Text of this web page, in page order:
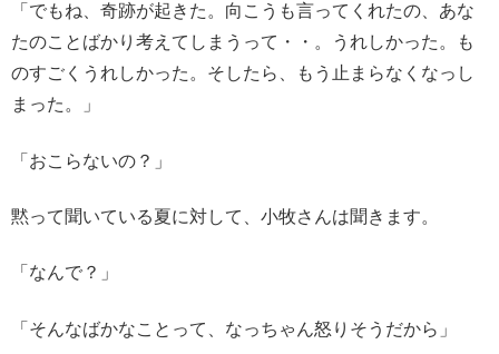
「でもね、奇跡が起きた。向こうも言ってくれたの、あな
たのことばかり考えてしまうって・・。うれしかった。も
のすごくうれしかった。そしたら、もう止まらなくなっし
まった。」
「おこらないの？」
黙って聞いている夏に対して、小牧さんは聞きます。
「なんで？」
「そんなばかなことって、なっちゃん怒りそうだから」